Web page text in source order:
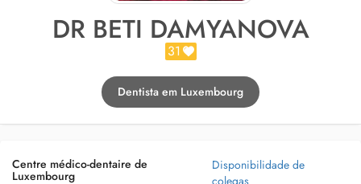
DR BETI DAMYANOVA
31
Dentista em Luxembourg
Centre médico-dentaire de
Luxembourg
Disponibilidade de
colegas